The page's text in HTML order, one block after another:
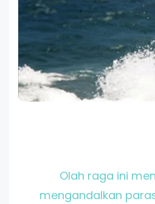
Olah raga ini
mengandalkan